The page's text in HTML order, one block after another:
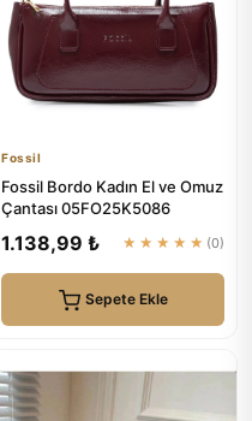
Fossil
Fossil Bordo Kadın El ve Omuz
Çantası 05FO25K5086
1.138,99 ₺ ★★★★★ (0)
Sepete Ekle